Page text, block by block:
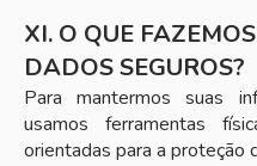
XI. O QUE
DADOS SEGUROS?
Para mantermos suas
usamos ferramentas
orientadas para a proteção